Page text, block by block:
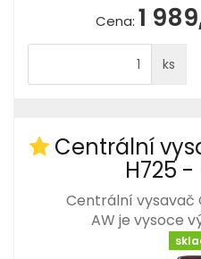
Cena: 1
ks
Centrální
H725 -
Centrální vysavač
AW je vysoce